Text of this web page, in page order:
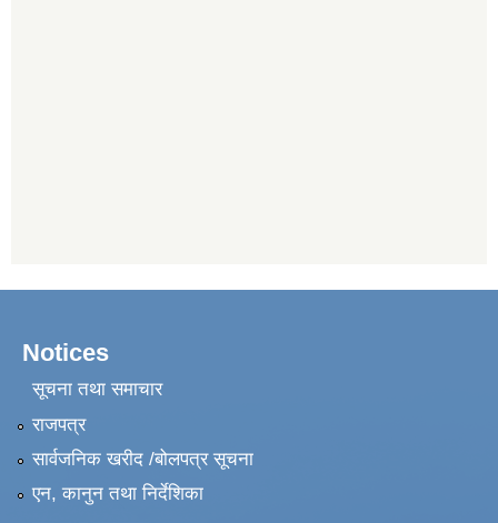
Notices
सूचना तथा समाचार
राजपत्र
सार्वजनिक खरीद /बोलपत्र सूचना
एन, कानुन तथा निर्देशिका